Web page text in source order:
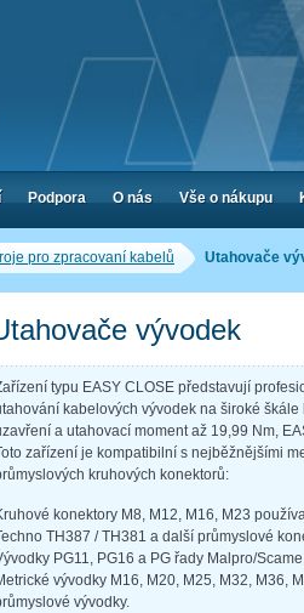
pro zpracovaní kabelů Utahovače
vývodek
typu EASY CLOSE představují
kabelových vývodek na široké
a utahovací moment až 19,99 Nm,
zařízení je kompatibilní s nejběžnějšími
kruhových konektorů:
konektory M8, M12, M16, M23
TH387 / TH381 a další průmyslové
PG11, PG16 a PG řady Malpro/
vývodky M16, M20, M25, M32, M36,
vývodky.
Podpora O nás Vše o nákupu